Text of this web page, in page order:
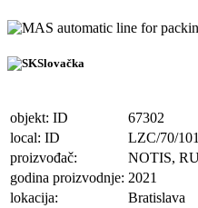
automatic line for
Slovačka
objekt: ID
67302
local: ID
LZC/70/
proizvođač:
NOTIS,
godina proizvodnje: 2021
lokacija:
Bratislava